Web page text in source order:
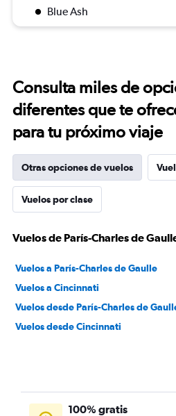
Blue Ash
Consulta miles de
diferentes que te
para tu próximo viaje
Otras opciones de vuelos
Vuelos por clase
Vuelos de París-Charles de
Vuelos a París-Charles de Gaulle
Vuelos a Cincinnati
Vuelos desde París-Charles de
Vuelos desde Cincinnati
100% gratis